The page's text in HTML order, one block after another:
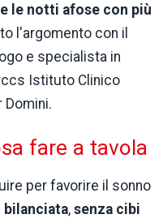
le notti afose con più
l'argomento con il
e specialista in
Istituto Clinico
Domini.
fare a tavola
per favorire il sonno
bilanciata, senza cibi